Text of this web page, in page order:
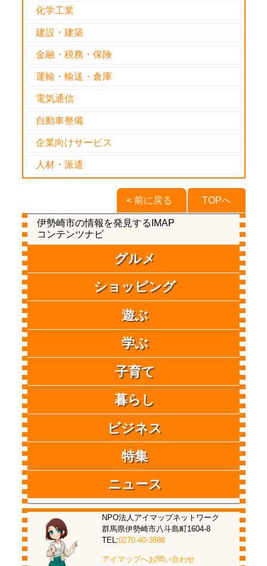
化学工業
建設・建築
金融・税務・保険
運輸・輸送・倉庫
電気通信
自動車整備
企業向けサービス
人材・派遣
TOPへ
< 前に戻る
伊勢崎市の情報を発見するIMAP
コンテンツナビ
グルメ
ショッピング
遊ぶ
学ぶ
子育て
暮らし
ビジネス
特集
ニュース
NPO法人アイマップネットワーク
群馬県伊勢崎市八斗島町1604-8
TEL:0270-40-3888
アイマップへお問い合わせ